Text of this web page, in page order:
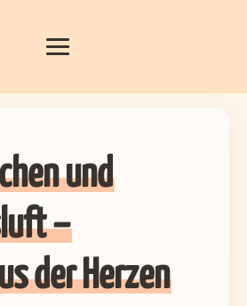
STRANDHAUS 1 IN
und
–
der Herzen